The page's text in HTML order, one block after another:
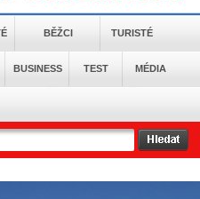
BĚŽCI TURISTÉ
BUSINESS TEST MÉDIA